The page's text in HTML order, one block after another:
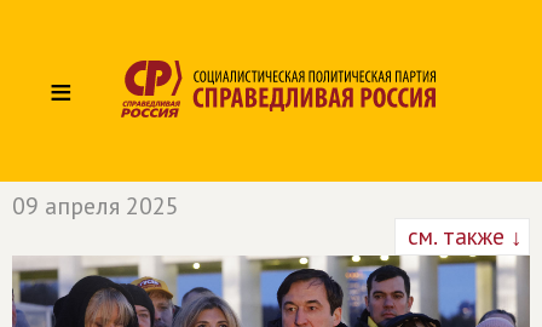
≡
09 апреля 2025
см. также ↓